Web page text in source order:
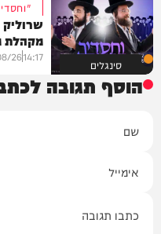
סינגלים
מקהלת
14:17
26
הוסף תגובה